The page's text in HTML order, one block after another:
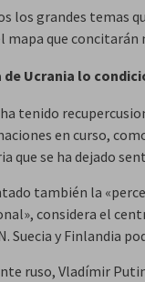
los grandes temas
mapa que concitarán
de Ucrania lo
tenido
en curso,
que se ha dejado
también la
considera el
Suecia y Finlandia
ruso, Vladímir